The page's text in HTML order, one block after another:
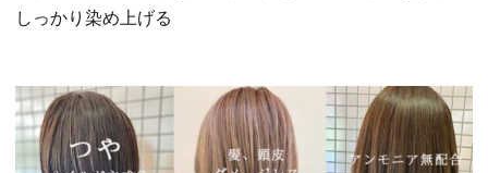
しっかり染め上げる